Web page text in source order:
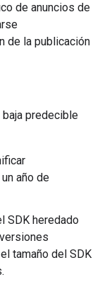
de anuncios de
de la publicación
baja predecible
año de
SDK heredado
tamaño del SDK